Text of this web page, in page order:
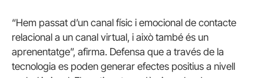
“Hem passat d’un canal físic i emocional de contacte
relacional a un canal virtual, i això també és un
aprenentatge”, afirma. Defensa que a través de la
tecnologia es poden generar efectes positius a nivell